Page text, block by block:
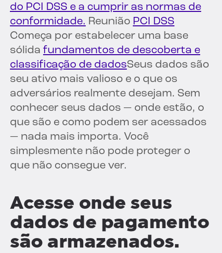
do PCI DSS e a cumprir as normas de
conformidade. Reunião PCI DSS
Começa por estabelecer uma base
sólida fundamentos de descoberta e
classificação de dadosSeus dados são
seu ativo mais valioso e o que os
adversários realmente desejam. Sem
conhecer seus dados — onde estão, o
que são e como podem ser acessados
— nada mais importa. Você
simplesmente não pode proteger o
que não consegue ver.
Acesse onde seus
dados de pagamento
são armazenados.